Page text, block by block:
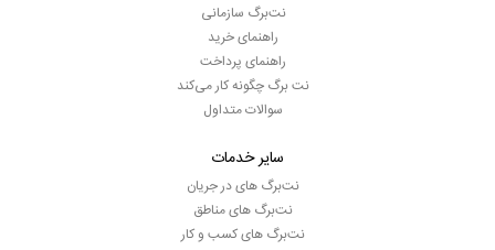
نت‌برگ سازمانی
راهنمای خرید
راهنمای پرداخت
نت برگ چگونه کار می‌کند
سوالات متداول
سایر خدمات
نت‌برگ های در جریان
نت‌برگ های مناطق
نت‌برگ های کسب و کار